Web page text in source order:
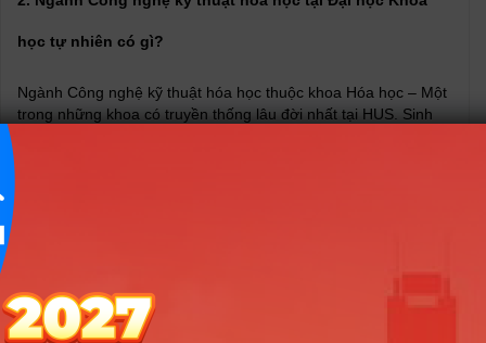
học tự nhiên có gì?
Ngành Công nghệ kỹ thuật hóa học thuộc khoa Hóa học – Một
trong những khoa có truyền thống lâu đời nhất tại HUS. Sinh
–
Vận dụng được các kiến thức khoa học tự nhiên, khoa
học sự sống để làm nền tảng cho các khối ngành công nghệ
hóa học, hóa học, dược hóa